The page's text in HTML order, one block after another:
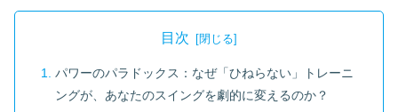
目次
パワーのパラドックス：なぜ「ひねらない」トレーニ
ングが、あなたのスイングを劇的に変えるのか？